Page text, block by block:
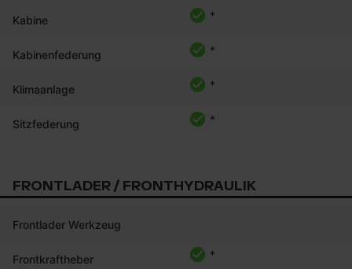
Kabine *
Kabinenfederung *
Klimaanlage *
Sitzfederung *
FRONTLADER / FRONTHYDRAULIK
Frontlader Werkzeug
Frontkraftheber *